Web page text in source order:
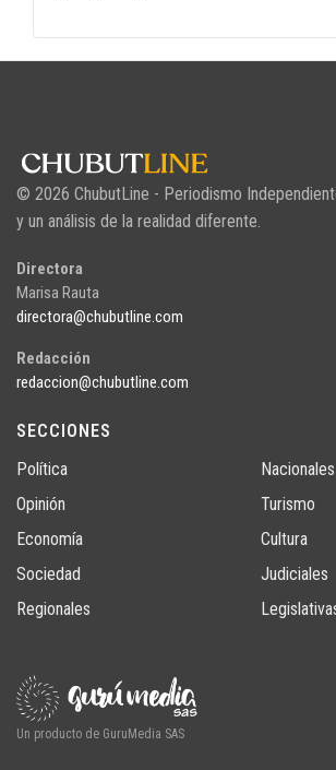
© 2026 ChubutLine - Periodismo
y un análisis de la realidad diferente.
Directora
Marisa Rauta
directora@chubutline.com
Redacción
redaccion@chubutline.com
SECCIONES
Política
Opinión
Economía
Sociedad
Regionales
Nacionales
Turismo
Cultura
Judiciales
Un producto de GuruMedia SAS